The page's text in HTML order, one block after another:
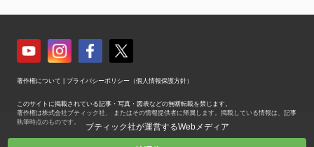
著作権について プライバシーポリシー（個人情報保護方針）
このサイトに掲載されている記事・写真・図表などの無断転載を禁じます。
著作権は株式会社ブティック社、 またはその情報提供者に帰属します。掲載している情報は、記事
執筆時点のものです。
ブティック社が運営するWebメディア